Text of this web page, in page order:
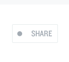
SHARE